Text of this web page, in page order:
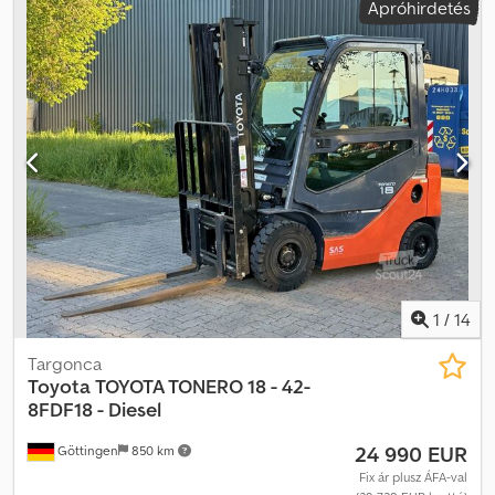
700,_12/5.00; Profilmélység: 25% 2. tengely: Gumiabroncs méret:
700,_12/5.00; Profilmélység: 25% Üres tömeg: 3.820 kg = Céges
információk = Érdeklődés esetén kérjük mindig adja meg a
raktárszámot (8 számjegy) A Smz Smeets & Zonen cégnél: - 1976
óta a piacon, több mint 65.000 eladott jármű, 1700/év, 1000
raktáron - Teljes körű szolgáltatás A-tól Z-ig, beleértve a szállítás
megszervezését és export vámkezelést (külön díjért!) - Rakodási
szolgáltatás a lehető legkedvezőbb szállításhoz világszerte Nagy
raktár új és használt alkatrészekkel Mindig a legjobb árainkat
hirdetjük Tekintse meg teljes készletünket és információinkat a
weboldalon 13.000 m2-es telephelyen fogadjuk Önt, ebből 20.000
m2 modern raktár és teljesen felszerelt műhely Nézze meg
videónkat Djdpfx Aey Upd Ismbsck
Apróhirdetés
1 / 14
Göttingen 850 km
Targonca
ToyotaTOYOTA TONERO 18 - 42-
8FDF18 - Diesel
24 990 EUR
Fix ár plusz ÁFA-val